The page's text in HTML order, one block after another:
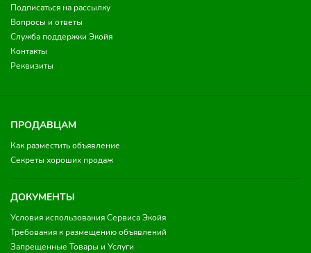
Подписаться на рассылку
Вопросы и ответы
Служба поддержки Экойя
Контакты
Реквизиты
ПРОДАВЦАМ
Как разместить объявление
Секреты хороших продаж
ДОКУМЕНТЫ
Условия использования Сервиса Экойя
Требования к размещению объявлений
Запрещенные Товары и Услуги